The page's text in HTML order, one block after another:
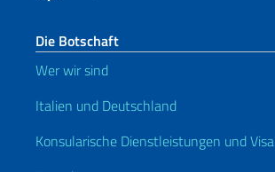
Die Botschaft
Wer wir sind
Italien und Deutschland
Konsularische Dienstleistungen und Visa